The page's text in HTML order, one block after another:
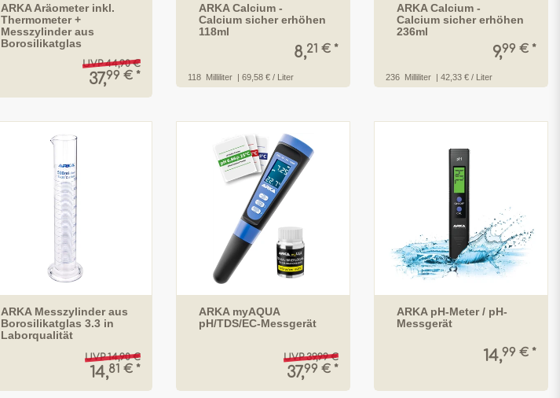
ARKA Aräometer inkl.
Thermometer +
Messzylinder aus
Borosilikatglas
UVP 44,90 €
37,99 € *
ARKA Calcium -
Calcium sicher erhöhen
118ml
8,21 € *
118 Milliliter | 69,58 € / Liter
ARKA Calcium -
Calcium sicher erhöhen
236ml
9,99 € *
236 Milliliter | 42,33 € / Liter
ARKA Messzylinder aus
Borosilikatglas 3.3 in
Laborqualität
UVP 14,90 €
14,81 € *
ARKA myAQUA
pH/TDS/EC-Messgerät
UVP 39,99 €
37,99 € *
ARKA pH-Meter / pH-
Messgerät
14,99 € *